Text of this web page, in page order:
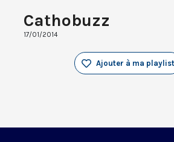
Cathobuzz
17/01/2014
Ajouter à ma playlist